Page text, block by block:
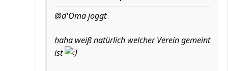
@d'Oma joggt
haha weiß natürlich welcher Verein gemeint
ist